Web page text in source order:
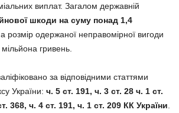
виплат. Загалом державній
шкоди на суму понад 1,4
, а розмір одержаної неправомірної вигоди
гривень.
за відповідними статтями
України: ч. 5 ст. 191, ч. 3 ст. 28 ч. 1 ст.
368, ч. 4 ст. 191, ч. 1 ст. 209 КК України